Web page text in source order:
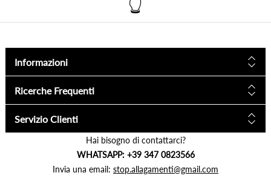
Informazioni
Ricerche Frequenti
Servizio Clienti
Hai bisogno di contattarci?
WHATSAPP: +39 347 0823566
Invia una email: stop.allagamenti@gmail.com